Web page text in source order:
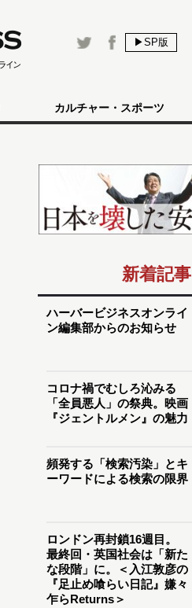
▶SP版
カルチャー・スポーツ
新着記事
ハーバービジネスオンライ
ン編集部からのお知らせ
コロナ禍でむしろ沁みる
「全員悪人」の祭典。映画
『ジェントルメン』の魅力
頻発する「検索汚染」とキ
ーワードによる検索の限界
ロンドン再封鎖16週目。
最終回・英国社会は「新た
な段階」に。＜入江敦彦の
『足止め喰らい日記』嫌々
乍らReturns＞